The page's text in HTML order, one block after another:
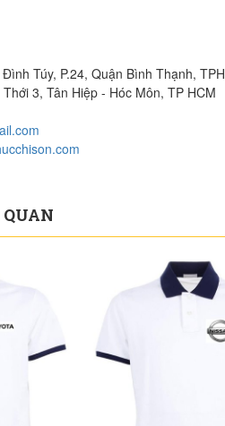
Túy, P.24, Quận Bình Thạnh,
3, Tân Hiệp - Hóc Môn, TP HCM